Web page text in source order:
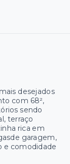
desejados
com 68²,
sendo
terraço
rica em
garagem,
e comodidade